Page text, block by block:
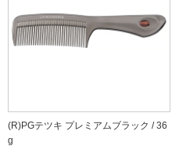
(R)PGテツキ プレミアムブラック / 36
g